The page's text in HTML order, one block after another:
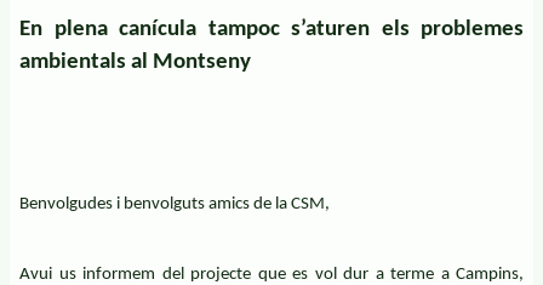
En plena canícula tampoc s’aturen els problemes
ambientals al Montseny
Benvolgudes i benvolguts amics de la CSM,
Avui us informem del projecte que es vol dur a terme a Campins,